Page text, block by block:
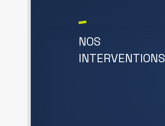
NOS
INTERVENTIONS